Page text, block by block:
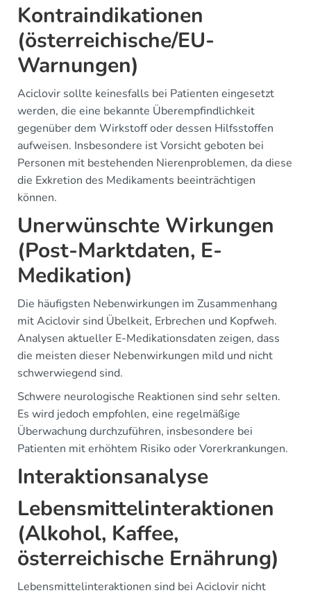
Kontraindikationen
(österreichische/EU-
Warnungen)
Aciclovir sollte keinesfalls bei Patienten eingesetzt
werden, die eine bekannte Überempfindlichkeit
gegenüber dem Wirkstoff oder dessen Hilfsstoffen
aufweisen. Insbesondere ist Vorsicht geboten bei
Personen mit bestehenden Nierenproblemen, da diese
die Exkretion des Medikaments beeinträchtigen
können.
Unerwünschte Wirkungen
(Post-Marktdaten, E-
Medikation)
Die häufigsten Nebenwirkungen im Zusammenhang
mit Aciclovir sind Übelkeit, Erbrechen und Kopfweh.
Analysen aktueller E-Medikationsdaten zeigen, dass
die meisten dieser Nebenwirkungen mild und nicht
schwerwiegend sind.
Schwere neurologische Reaktionen sind sehr selten.
Es wird jedoch empfohlen, eine regelmäßige
Überwachung durchzuführen, insbesondere bei
Patienten mit erhöhtem Risiko oder Vorerkrankungen.
Interaktionsanalyse
Lebensmittelinteraktionen
(Alkohol, Kaffee,
österreichische Ernährung)
Lebensmittelinteraktionen sind bei Aciclovir nicht